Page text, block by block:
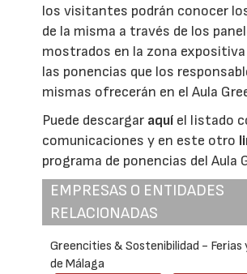
los visitantes podrán conocer
de la misma a través de los
mostrados en la zona
las ponencias que los
mismas ofrecerán en el Aula
Puede descargar aquí el listado
comunicaciones y en este otro
programa de ponencias del Aula
EMPRESAS O ENTIDADES
RELACIONADAS
Greencities & Sostenibilidad - Ferias
de Málaga